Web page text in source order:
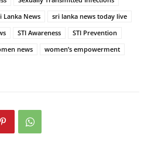
Lanka News
sri lanka news today live
STI Awareness
STI Prevention
news
women’s empowerment